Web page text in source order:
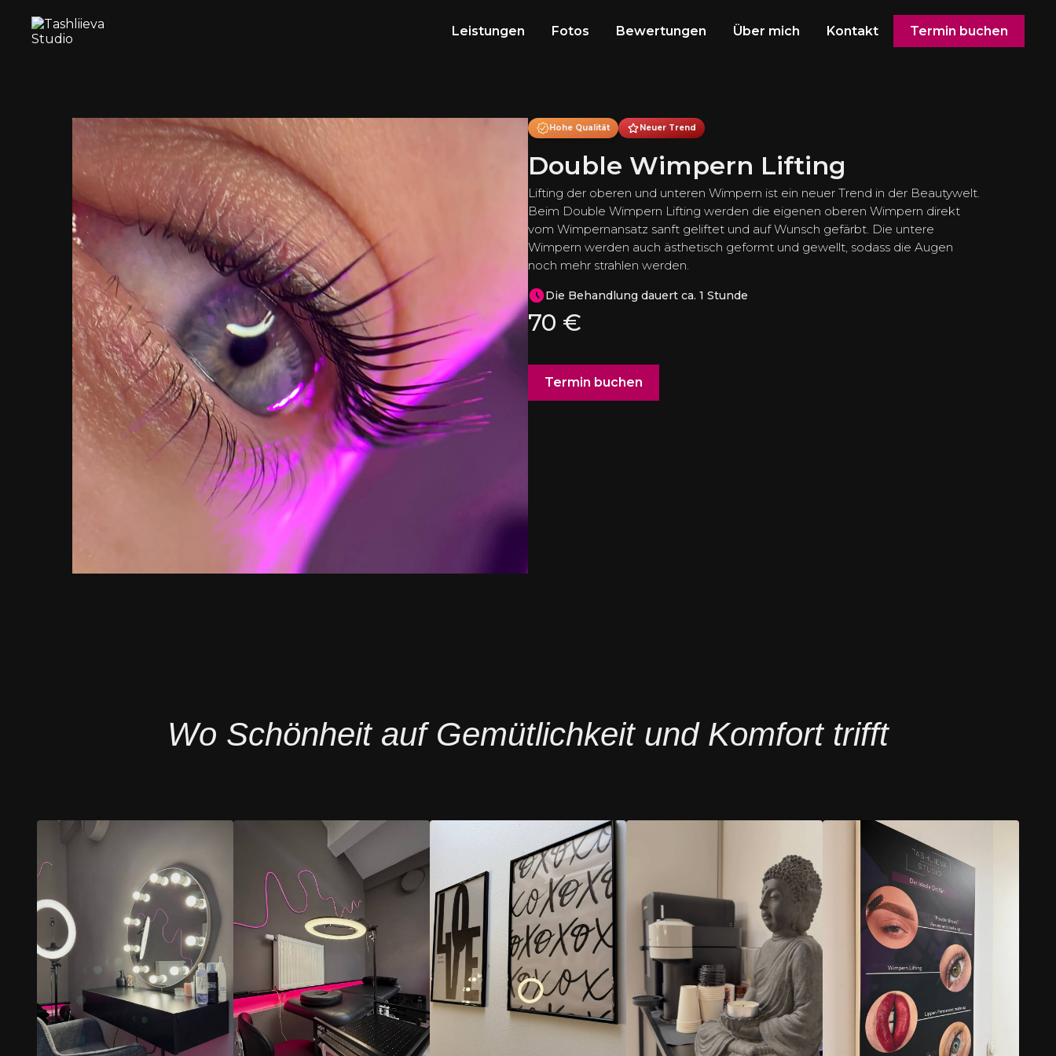
Leistungen Fotos Bewertungen Über mich Kontakt Termin buchen
Hohe Qualität Neuer Trend
Double Wimpern Lifting
Lifting der oberen und unteren Wimpern ist ein neuer Trend in der Beautywelt.
Beim Double Wimpern Lifting werden die eigenen oberen Wimpern direkt
vom Wimpernansatz sanft geliftet und auf Wunsch gefärbt. Die untere
Wimpern werden auch ästhetisch geformt und gewellt, sodass die Augen
noch mehr strahlen werden.
Die Behandlung dauert ca. 1 Stunde
70 €
Termin buchen
Wo Schönheit auf Gemütlichkeit und Komfort trifft